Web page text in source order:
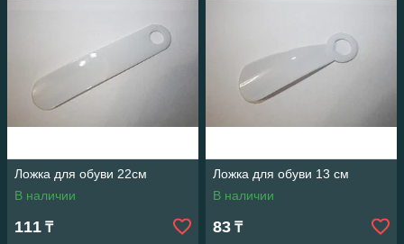
Ложка для обуви 22см
В наличии
111 ₸
Ложка для обуви 13 см
В наличии
83 ₸